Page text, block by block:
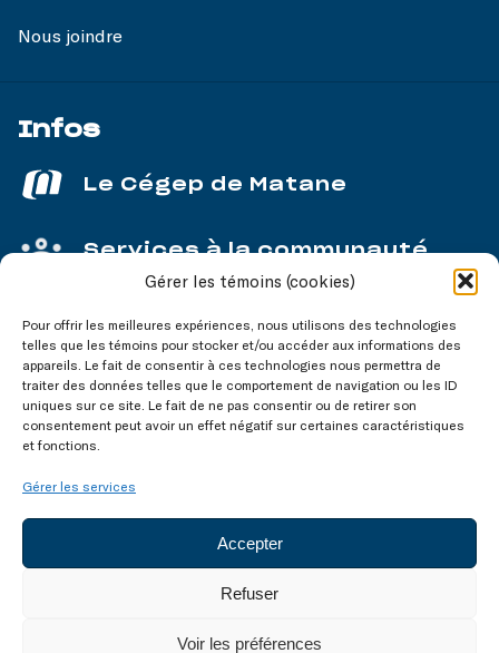
Gérer les témoins (cookies)
Pour offrir les meilleures expériences, nous utilisons des technologies
telles que les témoins pour stocker et/ou accéder aux informations des
appareils. Le fait de consentir à ces technologies nous permettra de
traiter des données telles que le comportement de navigation ou les ID
uniques sur ce site. Le fait de ne pas consentir ou de retirer son
consentement peut avoir un effet négatif sur certaines caractéristiques
et fonctions.
Gérer les services
Accepter
Refuser
Voir les préférences
Nous joindre
Infos
Le Cégep de Matane
Services à la communauté
Service aux entreprises
Nos réseaux
Confidentialité